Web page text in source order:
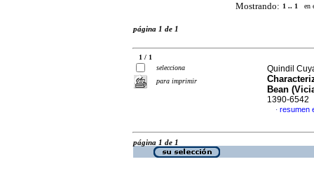
Mostrando: 1 .. 1 en
página 1 de 1
1 / 1
selecciona
para imprimir
Quindil
Bean
1390-6542
· resumen
página 1 de 1